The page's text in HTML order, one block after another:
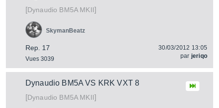
[Dynaudio BM5A MKII]
Rep. 17
Vues 3039
SkymanBeatz
30/03/2012 13:05
par jeriqo
Dynaudio BM5A VS KRK VXT 8
[Dynaudio BM5A MKII]